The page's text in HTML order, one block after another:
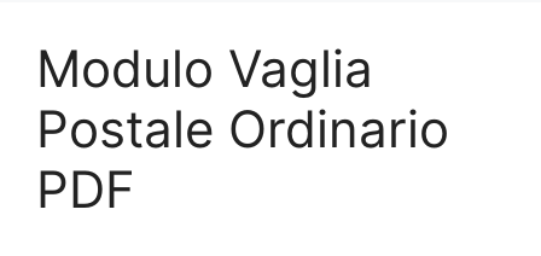
Modulo Vaglia
Postale Ordinario
PDF